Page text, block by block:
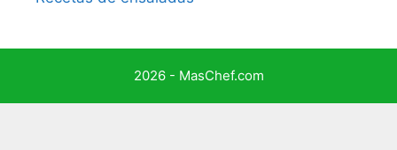
2026 - MasChef.com